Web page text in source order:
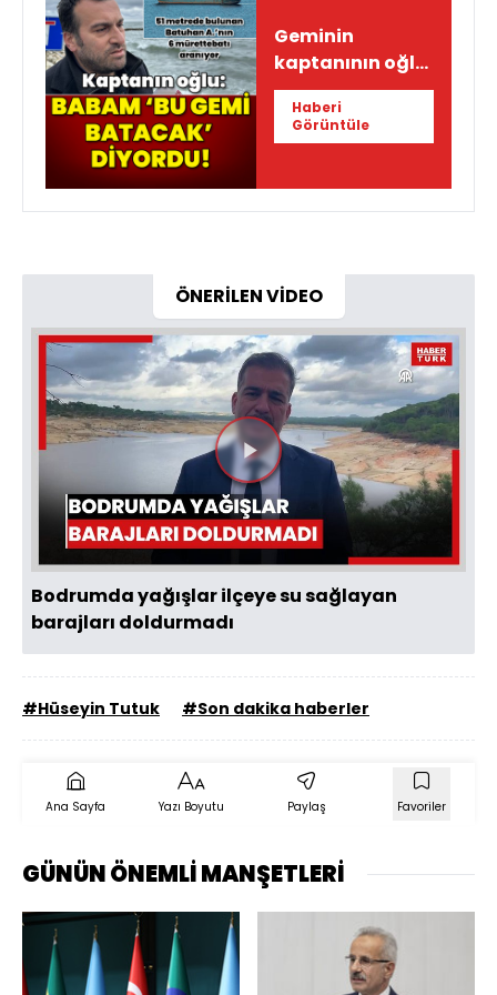
Geminin
kaptanının oğlu:
Babam bu gemi
batacak
diyordu!
Haberi
Görüntüle
ÖNERİLEN VİDEO
Videoyu
Oynat
Bodrumda yağışlar ilçeye su sağlayan
barajları doldurmadı
#Hüseyin Tutuk #Son dakika haberler
Ana Sayfa Yazı Boyutu Paylaş Favoriler
GÜNÜN ÖNEMLİ MANŞETLERİ